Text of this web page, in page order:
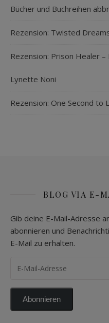
Bücher und Buchreihen
Rezension: Twisted
Rezension: Prison Healer
Lynette Noni
Rezension: One Second to
BLOG VIA E-
Gib deine E-Mail-Adresse
abonnieren und
E-Mail zu erhalten.
Abonnieren